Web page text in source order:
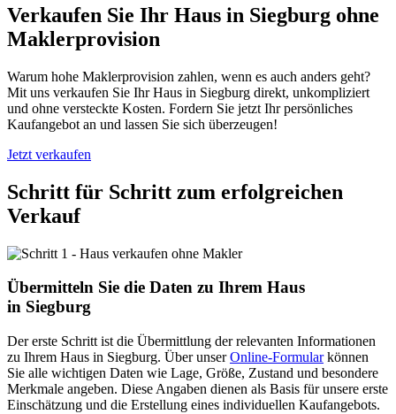
Verkaufen Sie Ihr Haus in Siegburg ohne
Maklerprovision
Warum hohe Maklerprovision zahlen, wenn es auch anders geht?
Mit uns verkaufen Sie Ihr Haus in Siegburg direkt, unkompliziert
und ohne versteckte Kosten. Fordern Sie jetzt Ihr persönliches
Kaufangebot an und lassen Sie sich überzeugen!
Jetzt verkaufen
Schritt für Schritt zum erfolgreichen
Verkauf
Übermitteln Sie die Daten zu Ihrem Haus
in Siegburg
Der erste Schritt ist die Übermittlung der relevanten Informationen
zu Ihrem Haus in Siegburg. Über unserOnline-Formularkönnen
Sie alle wichtigen Daten wie Lage, Größe, Zustand und besondere
Merkmale angeben. Diese Angaben dienen als Basis für unsere erste
Einschätzung und die Erstellung eines individuellen Kaufangebots.